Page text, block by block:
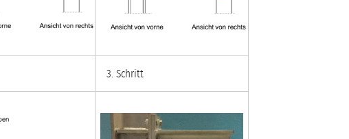
3. Schritt